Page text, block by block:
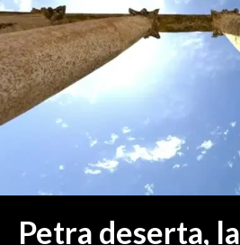
SULCIS IGLESIENTE
MEDIO CAMPIDANO
ORISTANO E PROVINCIA
SASSARI E PROVINCIA
GALLURA
NUORO E PROVINCIA
Petra deserta,